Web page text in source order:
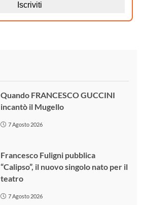
Quando FRANCESCO GUCCINI
incantò il Mugello
7 Agosto 2026
Francesco Fuligni pubblica
“Calipso”, il nuovo singolo nato per il
teatro
7 Agosto 2026